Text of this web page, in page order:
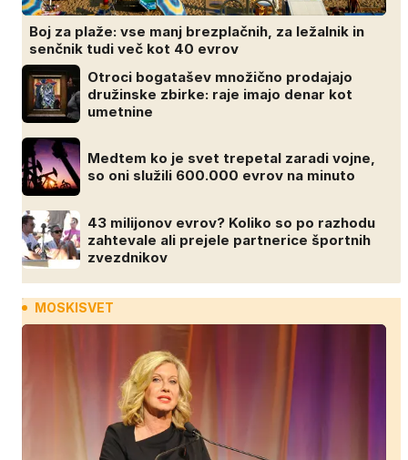
Boj za plaže: vse manj brezplačnih, za ležalnik in
senčnik tudi več kot 40 evrov
Otroci bogatašev množično prodajajo
družinske zbirke: raje imajo denar kot
umetnine
Medtem ko je svet trepetal zaradi vojne,
so oni služili 600.000 evrov na minuto
43 milijonov evrov? Koliko so po razhodu
zahtevale ali prejele partnerice športnih
zvezdnikov
MOSKISVET